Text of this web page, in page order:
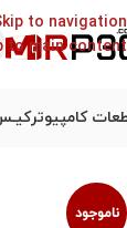
to navigation
to main content
کامپیوتر
ناموجود